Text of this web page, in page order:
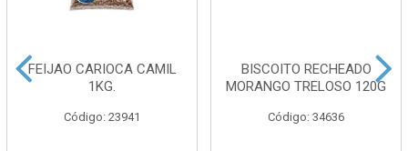
FEIJAO CARIOCA CAMIL
1KG.
Código: 23941
BISCOITO RECHEADO
MORANGO TRELOSO 120G
Código: 34636